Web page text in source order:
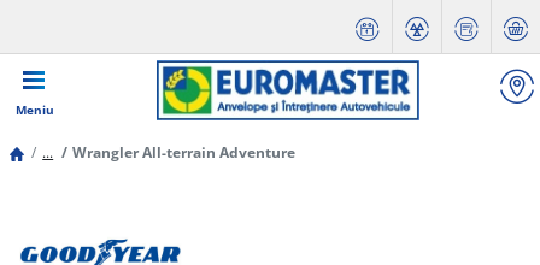
Meniu
... Wrangler All-terrain Adventure